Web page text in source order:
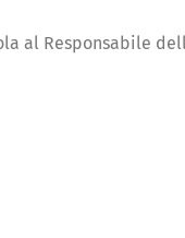
al Responsabile